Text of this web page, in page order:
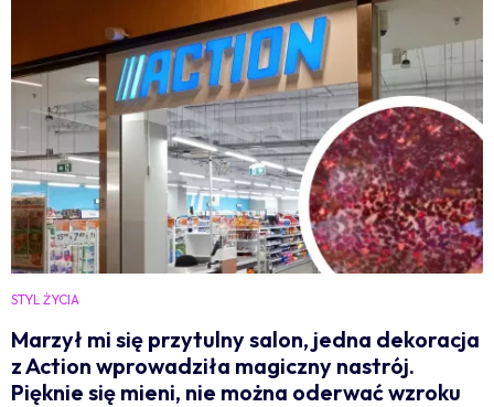
STYL ŻYCIA
Marzył mi się przytulny salon, jedna dekoracja
z Action wprowadziła magiczny nastrój.
Pięknie się mieni, nie można oderwać wzroku